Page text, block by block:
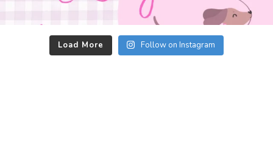
Load More Follow on Instagram